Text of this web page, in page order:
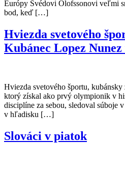
Európy Švédovi Olofssonovi veľmi
bod, keď […]
Hviezda svetového
Kubánec Lopez
Hviezda svetového športu,
ktorý získal ako prvý olympionik v
disciplíne za sebou, sledoval súboje
v hľadisku […]
Slováci v piatok